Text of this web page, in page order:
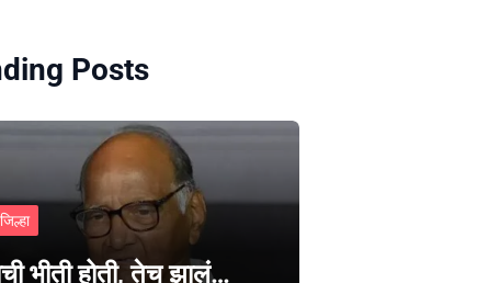
Posts
भीती होती, तेच झालं…